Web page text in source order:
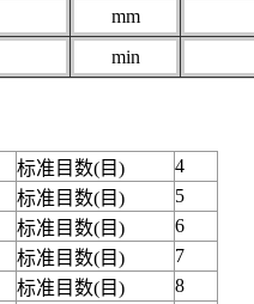
mm
min
标准目数(目)
4
标准目数(目)
5
标准目数(目)
6
标准目数(目)
7
标准目数(目)
8